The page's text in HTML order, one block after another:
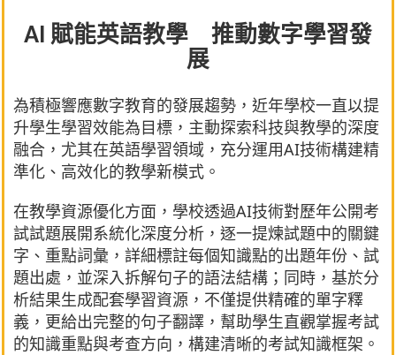
AI 賦能英語教學 推動數字學習發
展
為積極響應數字教育的發展趨勢，近年學校一直以提
升學生學習效能為目標，主動探索科技與教學的深度
融合，尤其在英語學習領域，充分運用AI技術構建精
準化、高效化的教學新模式。
在教學資源優化方面，學校透過AI技術對歷年公開考
試試題展開系統化深度分析，逐一提煉試題中的關鍵
字、重點詞彙，詳細標註每個知識點的出題年份、試
題出處，並深入拆解句子的語法結構；同時，基於分
析結果生成配套學習資源，不僅提供精確的單字釋
義，更給出完整的句子翻譯，幫助學生直觀掌握考試
的知識重點與考查方向，構建清晰的考試知識框架。